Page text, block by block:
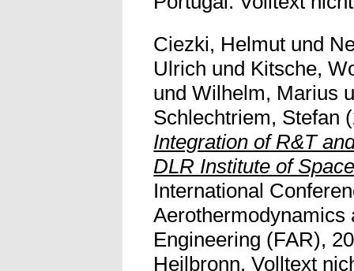
Ciezki, Helmut und
Ulrich und Kitsche,
undWilhelm, Marius
Schlechtriem, Stefan
Integration of R&T
DLR Institute of
International
Engineering (FAR),
Heilbronn. Volltext